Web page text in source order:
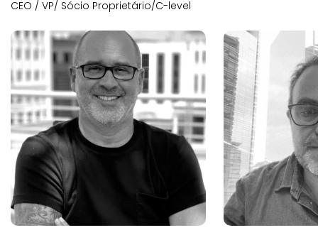
CEO / VP/ Sócio Proprietário/C-level